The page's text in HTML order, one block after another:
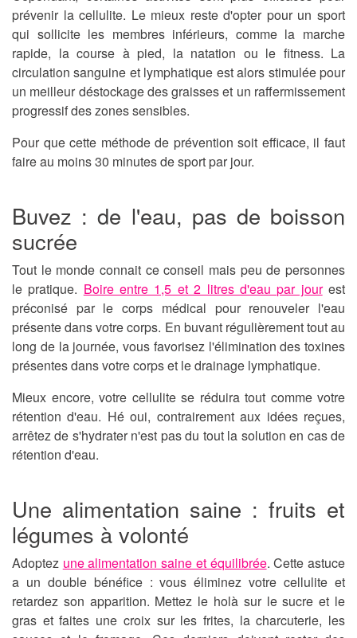
prévenir la cellulite. Le mieux reste d'opter pour un sport
qui sollicite les membres inférieurs, comme la marche
rapide, la course à pied, la natation ou le fitness. La
circulation sanguine et lymphatique est alors stimulée pour
un meilleur déstockage des graisses et un raffermissement
progressif des zones sensibles.
Pour que cette méthode de prévention soit efficace, il faut
faire au moins 30 minutes de sport par jour.
Buvez : de l'eau, pas de boisson
sucrée
Tout le monde connait ce conseil mais peu de personnes
le pratique. Boire entre 1,5 et 2 litres d'eau par jourest
préconisé par le corps médical pour renouveler l'eau
présente dans votre corps. En buvant régulièrement tout au
long de la journée, vous favorisez l'élimination des toxines
présentes dans votre corps et le drainage lymphatique.
Mieux encore, votre cellulite se réduira tout comme votre
rétention d'eau. Hé oui, contrairement aux idées reçues,
arrêtez de s'hydrater n'est pas du tout la solution en cas de
rétention d'eau.
Une alimentation saine : fruits et
légumes à volonté
Adoptez une alimentation saine et équilibrée. Cette astuce
a un double bénéfice : vous éliminez votre cellulite et
retardez son apparition. Mettez le holà sur le sucre et le
gras et faites une croix sur les frites, la charcuterie, les